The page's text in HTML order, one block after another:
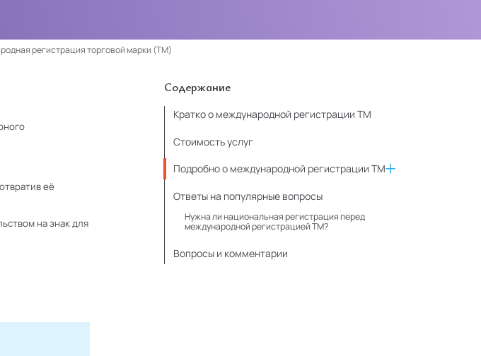
регистрация торговой марки (ТМ)
её
на знак для
Содержание
Кратко о международной регистрации ТМ
Стоимость услуг
Подробно о международной регистрации ТМ
Ответы на популярные вопросы
Нужна ли национальная регистрация перед
международной регистрацией ТМ?
Вопросы и комментарии